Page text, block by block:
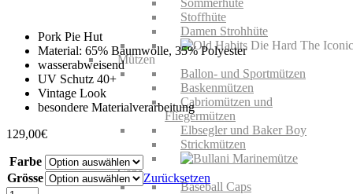
Sommerhüte
Stoffhüte
Damen Strohhüte
Mützen
Ballon- und Sportmützen
Baskenmützen
Cabriomützen und
Fliegermützen
Elbsegler und Baker Boy
Strickmützen
Caps
Baseball Caps
Pork Pie Hut
Material: 65% Baumwolle, 35% Polyester
wasserabweisend
UV Schutz 40+
Vintage Look
besondere Materialverarbeitung
129,00€
Farbe
Grösse
Zurücksetzen